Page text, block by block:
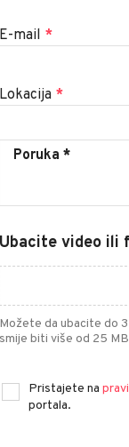
E-mail *
Lokacija *
Ubacite video ili
Možete da ubacite do
smije biti više od 25
Pristajete na
portala.